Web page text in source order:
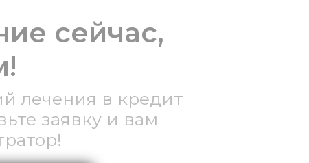
сейчас,
лечения в кредит
заявку и вам